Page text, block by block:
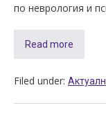
по неврология и
Read more
Filed under: